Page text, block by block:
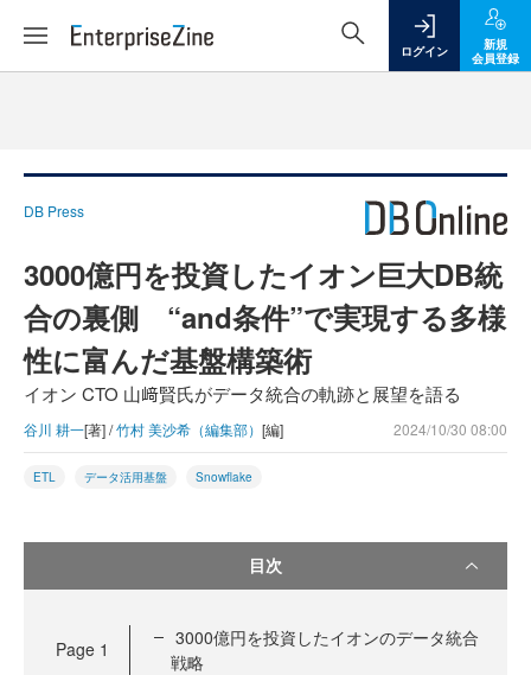
ログイン
新規
会員登録
DB Press
3000億円を投資したイオン巨大DB統
合の裏側 “and条件”で実現する多様
性に富んだ基盤構築術
イオン CTO 山﨑賢氏がデータ統合の軌跡と展望を語る
谷川 耕一[著] /竹村 美沙希（編集部） [編] 2024/10/30 08:00
ETL データ活用基盤 Snowflake
目次
Page 1
3000億円を投資したイオンのデータ統合
戦略